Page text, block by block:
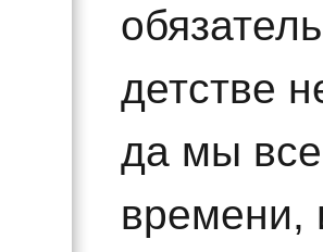
детстве
да мы
времени,